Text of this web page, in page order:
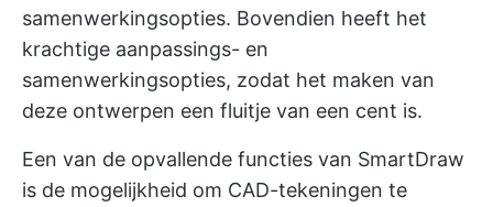
samenwerkingsopties. Bovendien heeft het
krachtige aanpassings- en
samenwerkingsopties, zodat het maken van
deze ontwerpen een fluitje van een cent is.
Een van de opvallende functies van SmartDraw
is de mogelijkheid om CAD-tekeningen te